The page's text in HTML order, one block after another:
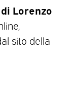
Lorenzo
sito della